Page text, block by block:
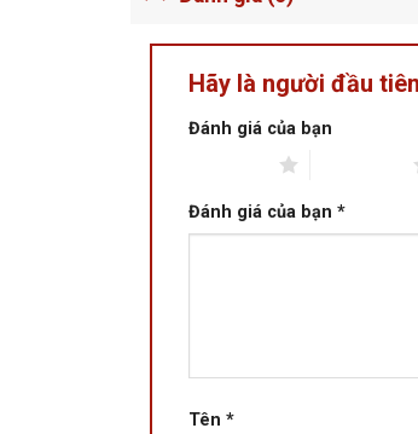
Hãy là người đầu
Đánh giá của bạn
Đánh giá của bạn *
Tên *